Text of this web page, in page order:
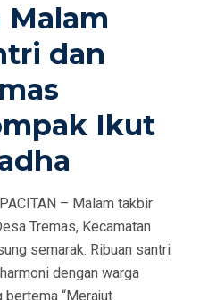
Malam
dan
Ikut
PACITAN – Malam takbir
Tremas, Kecamatan
semarak. Ribuan santri
dengan warga
“Merajut